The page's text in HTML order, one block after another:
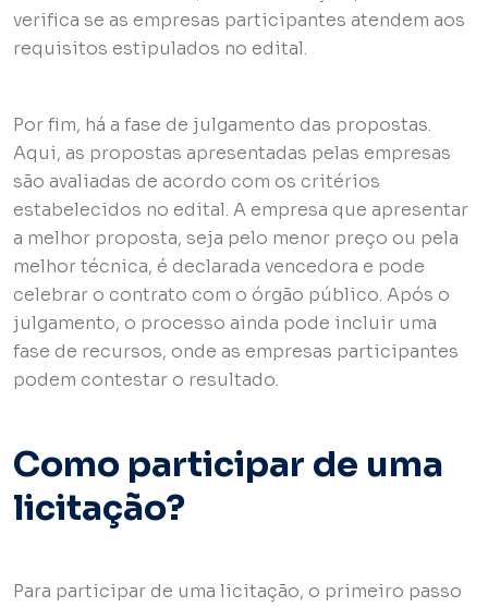
verifica se as empresas participantes atendem aos
requisitos estipulados no edital.
Por fim, há a fase de julgamento das propostas.
Aqui, as propostas apresentadas pelas empresas
são avaliadas de acordo com os critérios
estabelecidos no edital. A empresa que apresentar
a melhor proposta, seja pelo menor preço ou pela
melhor técnica, é declarada vencedora e pode
celebrar o contrato com o órgão público. Após o
julgamento, o processo ainda pode incluir uma
fase de recursos, onde as empresas participantes
podem contestar o resultado.
Como participar de uma
licitação?
Para participar de uma licitação, o primeiro passo